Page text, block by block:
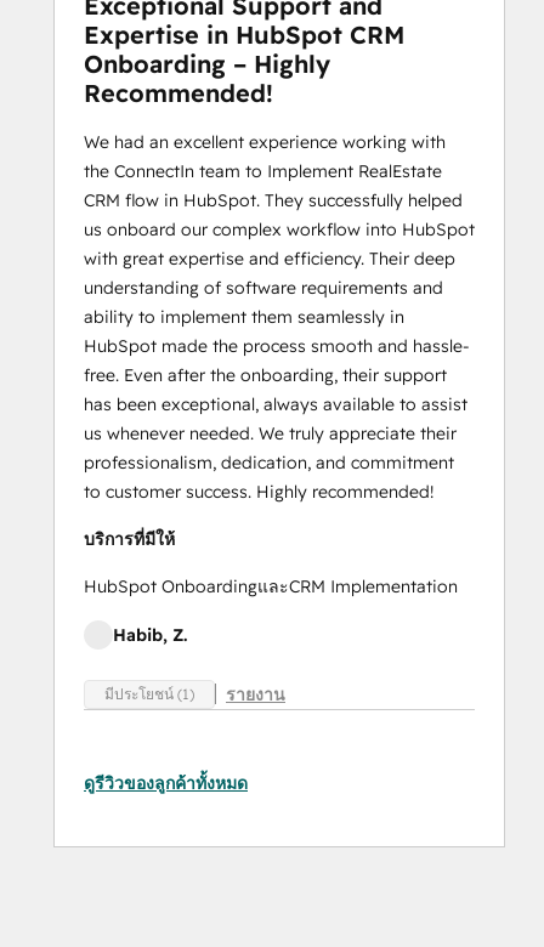
Expertise in HubSpot CRM
Onboarding – Highly
Recommended!
We had an excellent experience working with
the ConnectIn team to Implement RealEstate
CRM flow in HubSpot. They successfully helped
us onboard our complex workflow into HubSpot
with great expertise and efficiency. Their deep
understanding of software requirements and
ability to implement them seamlessly in
HubSpot made the process smooth and hassle-
free. Even after the onboarding, their support
has been exceptional, always available to assist
us whenever needed. We truly appreciate their
professionalism, dedication, and commitment
to customer success. Highly recommended!
บริการที่มีให้
HubSpot OnboardingและCRM Implementation
Habib, Z.
มีประโยชน์ (1) รายงาน
ดูรีวิวของลูกค้าทั้งหมด